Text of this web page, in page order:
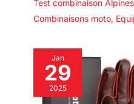
Test combinaison
Combinaisons moto,
Jan
29
2025